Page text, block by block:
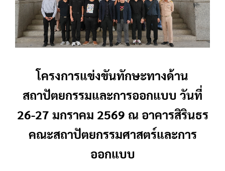
โครงการแข่งขันทักษะทางด้าน
สถาปัตยกรรมและการออกแบบ วันที่
26-27 มกราคม 2569 ณ อาคารสิรินธร
คณะสถาปัตยกรรมศาสตร์และการ
ออกแบบ